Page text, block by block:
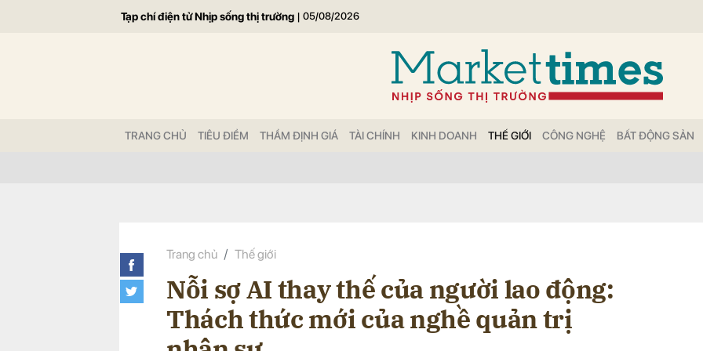
Tạp chí điện tử Nhịp sống thị trường | 05/08/2026
TRANG CHỦ TIÊU ĐIỂM THẨM ĐỊNH GIÁ TÀI CHÍNH KINH DOANH THẾ GIỚI CÔNG NGHỆ BẤT ĐỘNG SẢN
Trang chủ Thế giới
Nỗi sợ AI thay thế của người lao động:
Thách thức mới của nghề quản trị
Gửi bình luận